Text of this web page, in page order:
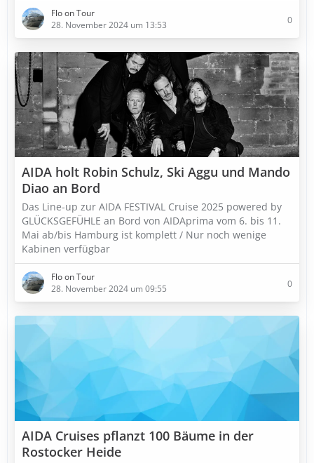
Flo on Tour
28. November 2024 um 13:53
0
AIDA holt Robin Schulz, Ski Aggu und Mando
Diao an Bord
Das Line-up zur AIDA FESTIVAL Cruise 2025 powered by
GLÜCKSGEFÜHLE an Bord von AIDAprima vom 6. bis 11.
Mai ab/bis Hamburg ist komplett / Nur noch wenige
Kabinen verfügbar
Flo on Tour
28. November 2024 um 09:55
0
AIDA Cruises pflanzt 100 Bäume in der
Rostocker Heide